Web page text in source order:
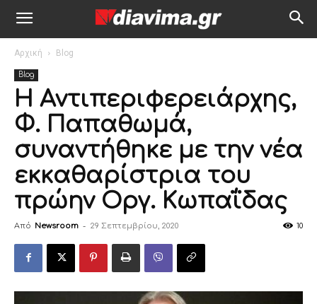
Αρχική Blog
Blog
Η Αντιπεριφερειάρχης,
Φ. Παπαθωμά,
συναντήθηκε με την νέα
εκκαθαρίστρια του
πρώην Οργ. Κωπαΐδας
Από Newsroom - 29 Σεπτεμβρίου, 2020 10